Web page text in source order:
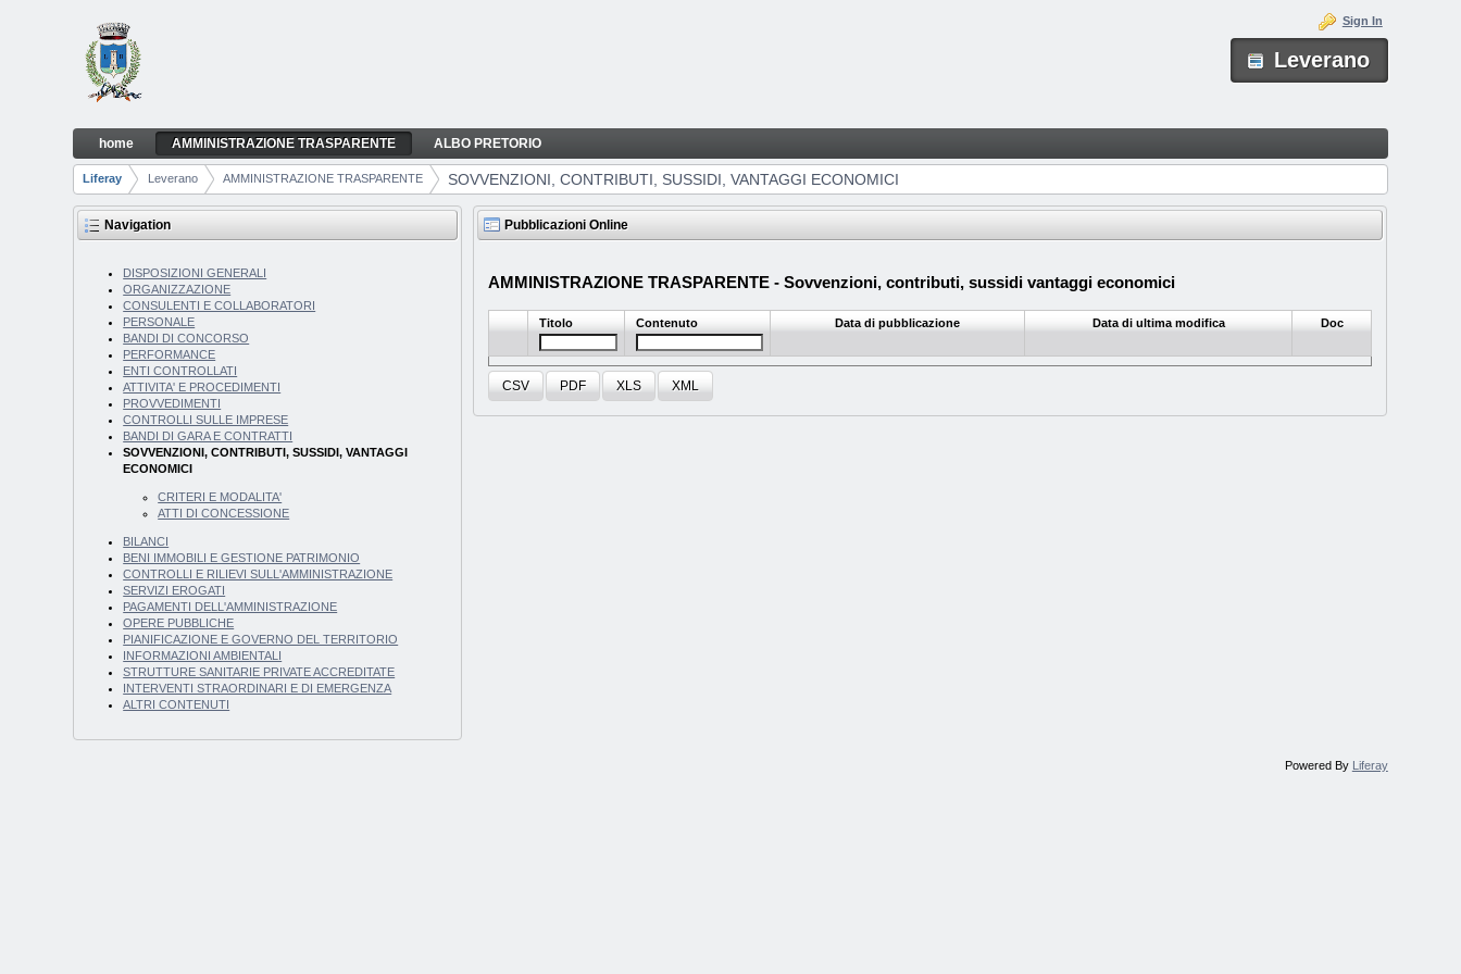
Leverano
SOVVENZIONI, CONTRIBUTI, SUSSIDI, VANTAGGI ECONOMICI
Sign In
Navigation
home AMMINISTRAZIONE TRASPARENTE ALBO PRETORIO
Breadcrumbs
Liferay Leverano AMMINISTRAZIONE TRASPARENTE SOVVENZIONI, CONTRIBUTI, SUSSIDI, VANTAGGI ECONOMICI
Navigation
DISPOSIZIONI GENERALI
ORGANIZZAZIONE
CONSULENTI E COLLABORATORI
PERSONALE
BANDI DI CONCORSO
PERFORMANCE
ENTI CONTROLLATI
ATTIVITA' E PROCEDIMENTI
PROVVEDIMENTI
CONTROLLI SULLE IMPRESE
BANDI DI GARA E CONTRATTI
SOVVENZIONI, CONTRIBUTI, SUSSIDI, VANTAGGI
ECONOMICI
CRITERI E MODALITA'
ATTI DI CONCESSIONE
BILANCI
BENI IMMOBILI E GESTIONE PATRIMONIO
CONTROLLI E RILIEVI SULL'AMMINISTRAZIONE
SERVIZI EROGATI
PAGAMENTI DELL'AMMINISTRAZIONE
OPERE PUBBLICHE
PIANIFICAZIONE E GOVERNO DEL TERRITORIO
INFORMAZIONI AMBIENTALI
STRUTTURE SANITARIE PRIVATE ACCREDITATE
INTERVENTI STRAORDINARI E DI EMERGENZA
ALTRI CONTENUTI
Pubblicazioni Online
AMMINISTRAZIONE TRASPARENTE - Sovvenzioni, contributi, sussidi vantaggi economici
Titolo Contenuto Data di pubblicazione Data di ultima modifica Doc
CSV PDF XLS XML
Powered By Liferay